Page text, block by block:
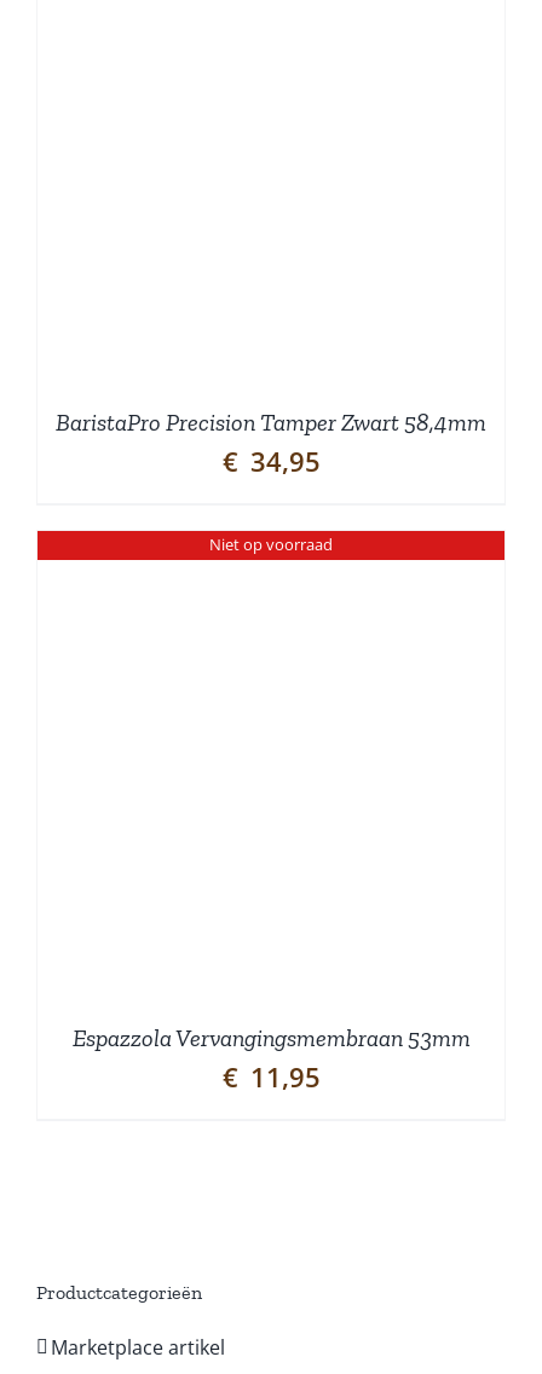
BaristaPro Precision Tamper Zwart 58,4mm
€ 34,95
Niet op voorraad
Espazzola Vervangingsmembraan 53mm
€ 11,95
Productcategorieën
Marketplace artikel